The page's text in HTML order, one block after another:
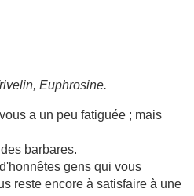
Euphrosine.
a un peu fatiguée ; mais
barbares.
gens qui vous
reste encore à satisfaire à une